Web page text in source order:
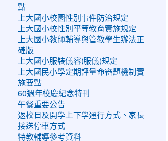
點
上大國小校園性別事件防治規定
上大國小校性別平等教育實施規定
上大國小教師輔導與管教學生辦法正
確版
上大國小服裝儀容(服儀)規定
上大國民小學定期評量命審題機制實
施要點
60週年校慶紀念特刊
午餐重要公告
返校日及開學上下學通行方式、家長
接送停車方式
特教輔導參考資料